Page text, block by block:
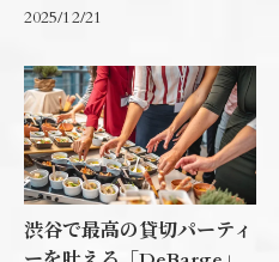
2025/12/21
渋谷で最高の貸切パーティ